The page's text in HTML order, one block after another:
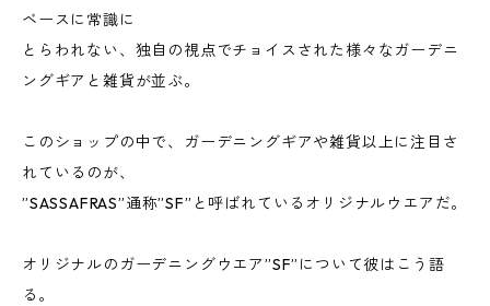
ベースに常識に
とらわれない、独自の視点でチョイスされた様々なガーデニ
ングギアと雑貨が並ぶ。
このショップの中で、ガーデニングギアや雑貨以上に注目さ
れているのが、
”SASSAFRAS”通称”SF”と呼ばれているオリジナルウエアだ。
オリジナルのガーデニングウエア”SF”について彼はこう語
る。